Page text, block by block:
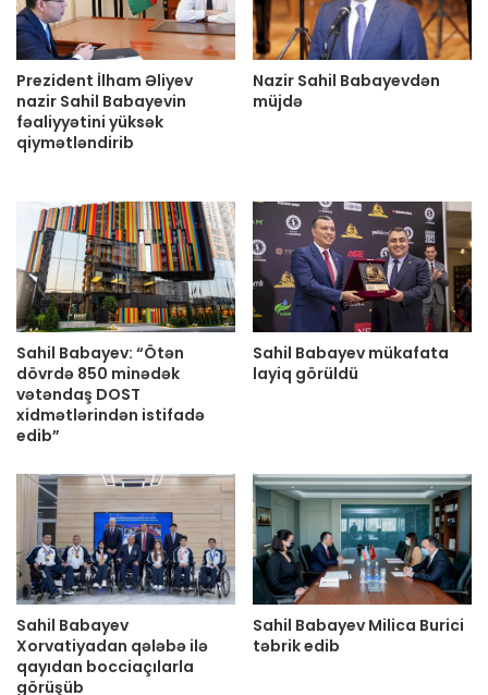
Prezident İlham Əliyev
nazir Sahil Babayevin
fəaliyyətini yüksək
qiymətləndirib
Nazir Sahil Babayevdən
müjdə
Sahil Babayev: “Ötən
dövrdə 850 minədək
vətəndaş DOST
xidmətlərindən istifadə
edib”
Sahil Babayev mükafata
layiq görüldü
Sahil Babayev
Xorvatiyadan qələbə ilə
qayıdan bocciaçılarla
görüşüb
Sahil Babayev Milica Burici
təbrik edib